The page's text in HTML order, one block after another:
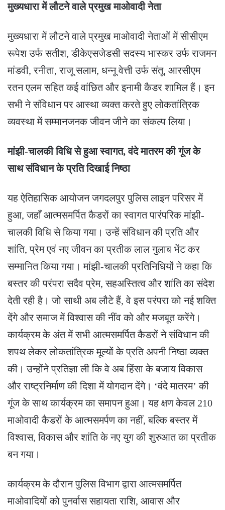
मुख्यधारा में लौटने वाले प्रमुख माओवादी नेता
मुख्यधारा में लौटने वाले प्रमुख माओवादी नेताओं में सीसीएम
रूपेश उर्फ सतीश, डीकेएसजेडसी सदस्य भास्कर उर्फ राजमन
मांडवी, रनीता, राजू सलाम, धन्नू वेत्ती उर्फ संतू, आरसीएम
रतन एलम सहित कई वांछित और इनामी कैडर शामिल हैं। इन
सभी ने संविधान पर आस्था व्यक्त करते हुए लोकतांत्रिक
व्यवस्था में सम्मानजनक जीवन जीने का संकल्प लिया।
मांझी-चालकी विधि से हुआ स्वागत, वंदे मातरम की गूंज के
साथ संविधान के प्रति दिखाई निष्ठा
यह ऐतिहासिक आयोजन जगदलपुर पुलिस लाइन परिसर में
हुआ, जहाँ आत्मसमर्पित कैडरों का स्वागत पारंपरिक मांझी-
चालकी विधि से किया गया। उन्हें संविधान की प्रति और
शांति, प्रेम एवं नए जीवन का प्रतीक लाल गुलाब भेंट कर
सम्मानित किया गया। मांझी-चालकी प्रतिनिधियों ने कहा कि
बस्तर की परंपरा सदैव प्रेम, सहअस्तित्व और शांति का संदेश
देती रही है। जो साथी अब लौटे हैं, वे इस परंपरा को नई शक्ति
देंगे और समाज में विश्वास की नींव को और मजबूत करेंगे।
कार्यक्रम के अंत में सभी आत्मसमर्पित कैडरों ने संविधान की
शपथ लेकर लोकतांत्रिक मूल्यों के प्रति अपनी निष्ठा व्यक्त
की। उन्होंने प्रतिज्ञा ली कि वे अब हिंसा के बजाय विकास
और राष्ट्रनिर्माण की दिशा में योगदान देंगे। ‘वंदे मातरम’ की
गूंज के साथ कार्यक्रम का समापन हुआ। यह क्षण केवल 210
माओवादी कैडरों के आत्मसमर्पण का नहीं, बल्कि बस्तर में
विश्वास, विकास और शांति के नए युग की शुरुआत का प्रतीक
बन गया।
कार्यक्रम के दौरान पुलिस विभाग द्वारा आत्मसमर्पित
माओवादियों को पुनर्वास सहायता राशि, आवास और